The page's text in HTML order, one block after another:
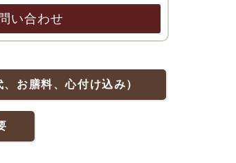
い合わせ
お膳料、心付け込み）